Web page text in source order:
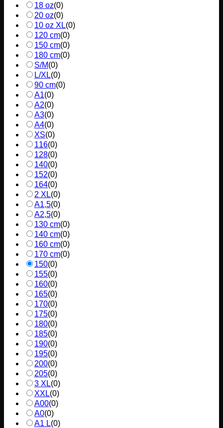
18 oz(0)
20 oz(0)
10 oz XL(0)
120 cm(0)
150 cm(0)
180 cm(0)
S/M(0)
L/XL(0)
90 cm(0)
A1(0)
A2(0)
A3(0)
A4(0)
XS(0)
116(0)
128(0)
140(0)
152(0)
164(0)
2 XL(0)
A1,5(0)
A2,5(0)
130 cm(0)
140 cm(0)
160 cm(0)
170 cm(0)
150(0)
155(0)
160(0)
165(0)
170(0)
175(0)
180(0)
185(0)
190(0)
195(0)
200(0)
205(0)
3 XL(0)
XXL(0)
A00(0)
A0(0)
A1 L(0)